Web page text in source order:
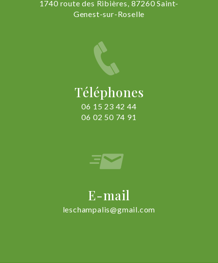
1740 route des Ribières, 87260 Saint-
Genest-sur-Roselle
Téléphones
06 15 23 42 44
06 02 50 74 91
E-mail
leschampalis@gmail.com